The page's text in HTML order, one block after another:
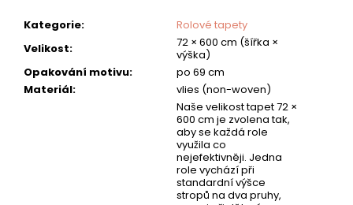
Kategorie:
Rolové tapety
Velikost:
72 × 600 cm (šířka ×
výška)
Opakování motivu:
po 69 cm
Materiál: vlies (non-woven)
Naše velikost tapet 72 ×
600 cm je zvolena tak,
aby se každá role
využila co
nejefektivněji. Jedna
role vychází při
standardní výšce
stropů na dva pruhy,
u
č
u